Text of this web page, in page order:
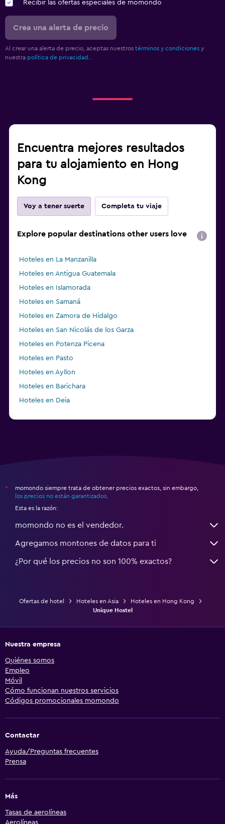
Recibir las ofertas especiales de momondo
Crea una alerta de precio
Al crear una alerta de precio, aceptas nuestros términos y condiciones y
nuestra política de privacidad.
Encuentra mejores resultados
para tu alojamiento en Hong
Kong
Voy a tener suerte Completa tu viaje
Explore popular destinations other users love
Hoteles en La Manzanilla
Hoteles en Antigua Guatemala
Hoteles en Islamorada
Hoteles en Samaná
Hoteles en Zamora de Hidalgo
Hoteles en San Nicolás de los Garza
Hoteles en Potenza Picena
Hoteles en Pasto
Hoteles en Ayllon
Hoteles en Barichara
Hoteles en Deia
*
momondo siempre trata de obtener precios exactos, sin embargo,
los precios no están garantizados
Esta es la razón:
momondo no es el vendedor.
Agregamos montones de datos para ti
¿Por qué los precios no son 100% exactos?
Ofertas de hotel Hoteles en Asia
Hoteles en Hong Kong
Unique Hostel
Nuestra empresa
Quiénes somos
Empleo
Móvil
Cómo funcionan nuestros servicios
Códigos promocionales momondo
Contactar
Ayuda/Preguntas frecuentes
Prensa
Más
Tasas de aerolíneas
Aerolíneas